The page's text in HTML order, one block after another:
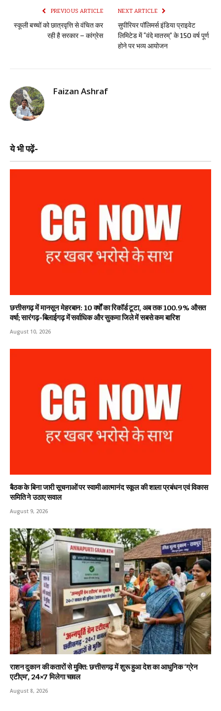
PREVIOUS ARTICLE
स्कूली बच्चों को छात्रवृत्ति से वंचित कर
रही है सरकार – कांग्रेस
NEXT ARTICLE
सुपीरियर पॉलिमर्स इंडिया प्राइवेट
लिमिटेड में “वंदे मातरम्” के 150 वर्ष पूर्ण
होने पर भव्य आयोजन
Faizan Ashraf
ये भी पढ़ें-
छत्तीसगढ़ में मानसून मेहरबान: 10 वर्षों का रिकॉर्ड टूटा, अब तक 100.9% औसत
वर्षा; सारंगढ़-बिलाईगढ़ में सर्वाधिक और सुकमा जिले में सबसे कम बारिश
August 10, 2026
बैठक के बिना जारी सूचनाओं पर स्वामी आत्मानंद स्कूल की शाला प्रबंधन एवं विकास
समिति ने उठाए सवाल
August 9, 2026
राशन दुकान की कतारों से मुक्ति: छत्तीसगढ़ में शुरू हुआ देश का आधुनिक ‘ग्रेन
एटीएम’, 24×7 मिलेगा चावल
August 8, 2026